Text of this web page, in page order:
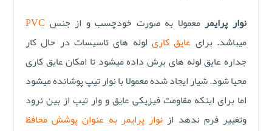
نوار پرایمرمعمولا به صورت خودچسب و از جنس PVC
میباشد. برای عایق کاری لوله های تاسیسات در حال کار
جداره عایق لوله های برش داده میشود تا امکان عایق کاری
محیا شود. شیار ایجاد شده معمولا با نوار تیپ پوشانده میشود
اما برای اینکه مقاومت فیزیکی عایق و وار تیپ از بین نرود
وتغییر فرم ندهد از نوار پرایمر به عنوان پوشش محافظ